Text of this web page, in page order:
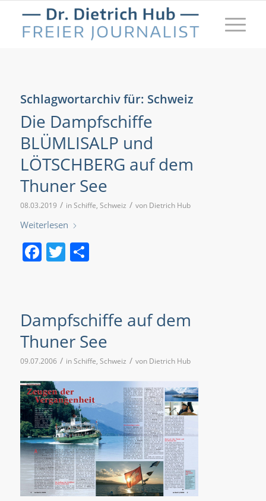
Schlagwortarchiv für: Schweiz
Die Dampfschiffe
BLÜMLISALP und
LÖTSCHBERG auf dem
Thuner See
08.03.2019 / inSchiffe, Schweiz / von Dietrich Hub
Weiterlesen
Facebook
Twitter
Teilen
Dampfschiffe auf dem
Thuner See
09.07.2006 / inSchiffe, Schweiz / von Dietrich Hub